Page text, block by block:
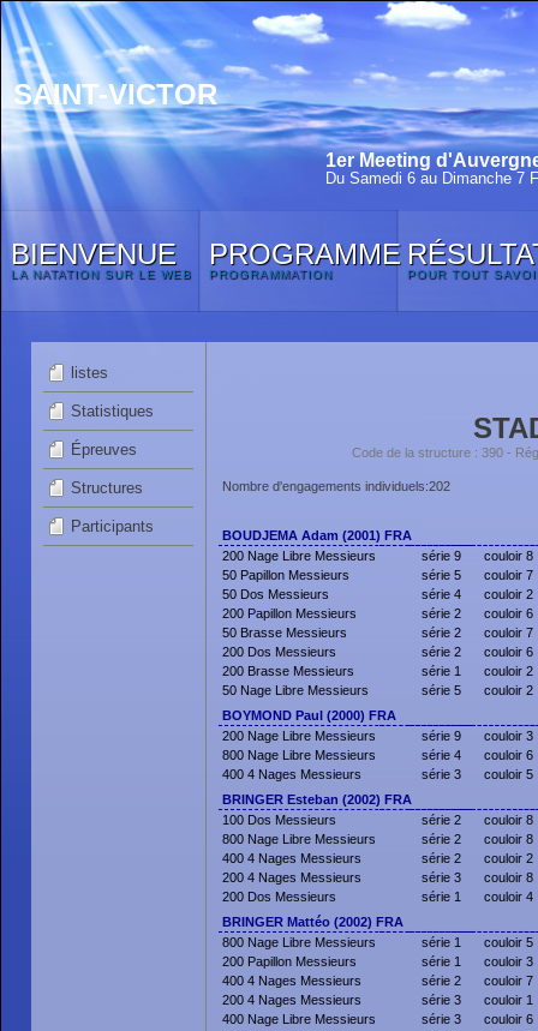
SAINT-VICTOR
1er Meeting
Du Samedi 6 au Dimanche 7
BIENVENUE
LA NATATION SUR LE WEB
PROGRAMME
PROGRAMMATION POUR TOUT
listes
Statistiques
Épreuves
Structures
Participants
Code de la structure : 390 -
Nombre d'engagements individuels:202
BOUDJEMA Adam (2001) FRA
200 Nage Libre Messieurs
série 9
couloir 8
50 Papillon Messieurs
série 5
couloir 7
50 Dos Messieurs
série 4
couloir 2
200 Papillon Messieurs
série 2
couloir 6
50 Brasse Messieurs
série 2
couloir 7
200 Dos Messieurs
série 2
couloir 6
200 Brasse Messieurs
série 1
couloir 2
50 Nage Libre Messieurs
série 5
couloir 2
BOYMOND Paul (2000) FRA
200 Nage Libre Messieurs
série 9
couloir 3
800 Nage Libre Messieurs
série 4
couloir 6
400 4 Nages Messieurs
série 3
couloir 5
BRINGER Esteban (2002) FRA
100 Dos Messieurs
série 2
couloir 8
800 Nage Libre Messieurs
série 2
couloir 8
400 4 Nages Messieurs
série 2
couloir 2
200 4 Nages Messieurs
série 3
couloir 8
200 Dos Messieurs
série 1
couloir 4
BRINGER Mattéo (2002) FRA
800 Nage Libre Messieurs
série 1
couloir 5
200 Papillon Messieurs
série 1
couloir 3
400 4 Nages Messieurs
série 2
couloir 7
200 4 Nages Messieurs
série 3
couloir 1
400 Nage Libre Messieurs
série 3
couloir 6